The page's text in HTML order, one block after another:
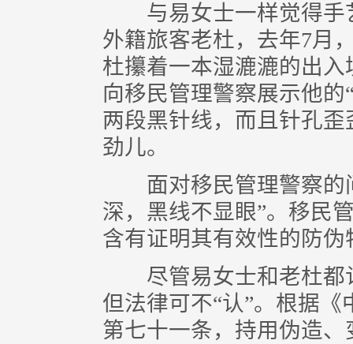
与易女士一样觉得手
外籍旅客老杜，去年7月
杜攥着一本湿漉漉的出
向移民管理警察展示他
两段黑针线，而且针孔
劲儿。
面对移民管理警察的
深，黑线不显眼”。移民
含有证明其有效性的防
尽管易女士和老杜都
但法律可不“认”。根据
第七十一条，持用伪造